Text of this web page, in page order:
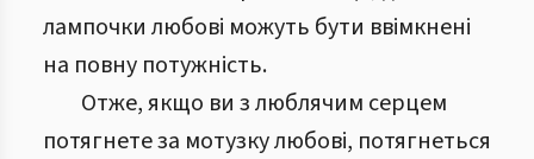
лампочки любові можуть бути ввімкнені
на повну потужність.
Отже, якщо ви з люблячим серцем
потягнете за мотузку любові, потягнеться